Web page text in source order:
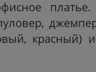
красный)